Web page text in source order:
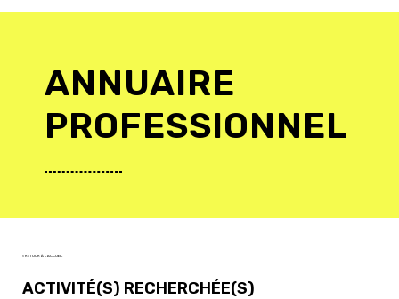
ANNUAIRE
PROFESSIONNEL
< RETOUR À L'ACCUEIL
ACTIVITÉ(S) RECHERCHÉE(S)